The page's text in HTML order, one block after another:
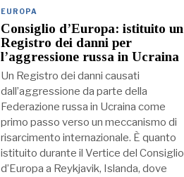
EUROPA
Consiglio d’Europa: istituito un
Registro dei danni per
l’aggressione russa in Ucraina
Un Registro dei danni causati
dall’aggressione da parte della
Federazione russa in Ucraina come
primo passo verso un meccanismo di
risarcimento internazionale. È quanto
istituito durante il Vertice del Consiglio
d’Europa a Reykjavik, Islanda, dove